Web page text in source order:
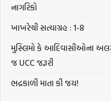
નાગરિકો
ખાખરેચી સત્યાગ્રહ : 1-8
મુસ્લિમો કે આદિવાસીઓના
જ UCC જરૂરી
ભદ્રકાળી માતા કી જય!